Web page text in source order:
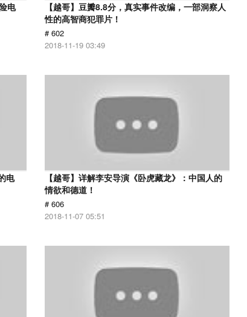
电
【越哥】豆瓣8.8分，真实事件改编，一部洞察人
性的高智商犯罪片！
# 602
2018-11-19 03:49
电
【越哥】详解李安导演《卧虎藏龙》：中国人的
情欲和德道！
# 606
2018-11-07 05:51